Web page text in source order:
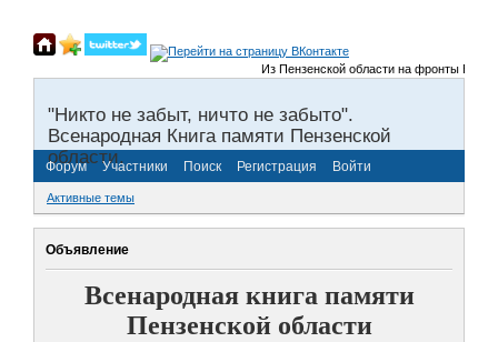
Из Пензенской области на фронты
"Никто не забыт, ничто не забыто".
Всенародная Книга памяти Пензенской
области.
Форум Участники Поиск Регистрация Войти
Активные темы
Объявление
Всенародная книга памяти
Пензенской области